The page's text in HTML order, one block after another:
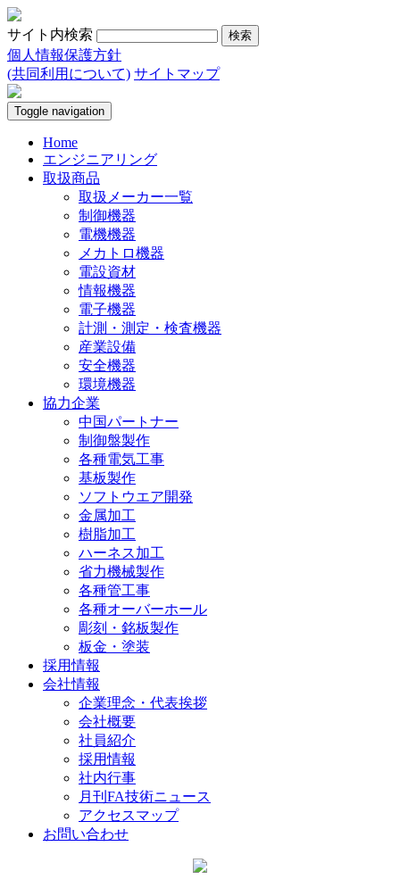
サイト内検索
個人情報保護方針
(共同利用について) サイトマップ
Toggle navigation
Home
エンジニアリング
取扱商品
取扱メーカー一覧
制御機器
電機機器
メカトロ機器
電設資材
情報機器
電子機器
計測・測定・検査機器
産業設備
安全機器
環境機器
協力企業
中国パートナー
制御盤製作
各種電気工事
基板製作
ソフトウエア開発
金属加工
樹脂加工
ハーネス加工
省力機械製作
各種管工事
各種オーバーホール
彫刻・銘板製作
板金・塗装
採用情報
会社情報
企業理念・代表挨拶
会社概要
社員紹介
採用情報
社内行事
月刊FA技術ニュース
アクセスマップ
お問い合わせ